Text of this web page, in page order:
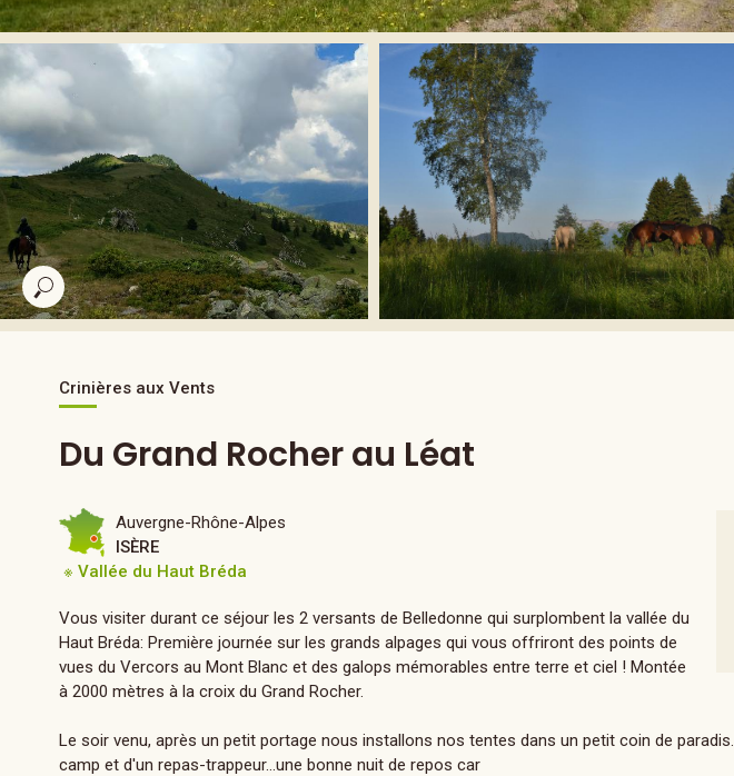
Crinières aux Vents
Du Grand Rocher au Léat
Auvergne-Rhône-Alpes
ISÈRE
※ Vallée du Haut Bréda
Vous visiter durant ce séjour les 2 versants de Belledonne qui surplombent la vallée du
Haut Bréda: Première journée sur les grands alpages qui vous offriront des points de
vues du Vercors au Mont Blanc et des galops mémorables entre terre et ciel ! Montée
à 2000 mètres à la croix du Grand Rocher.
Le soir venu, après un petit portage nous installons nos tentes dans un petit coin de
camp et d'un repas-trappeur...une bonne nuit de repos car